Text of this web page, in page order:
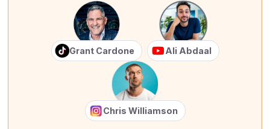
Grant Cardone Ali Abdaal
Chris Williamson